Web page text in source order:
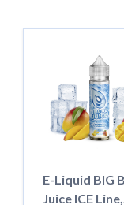
E-Liquid BIG B
Juice ICE Line,